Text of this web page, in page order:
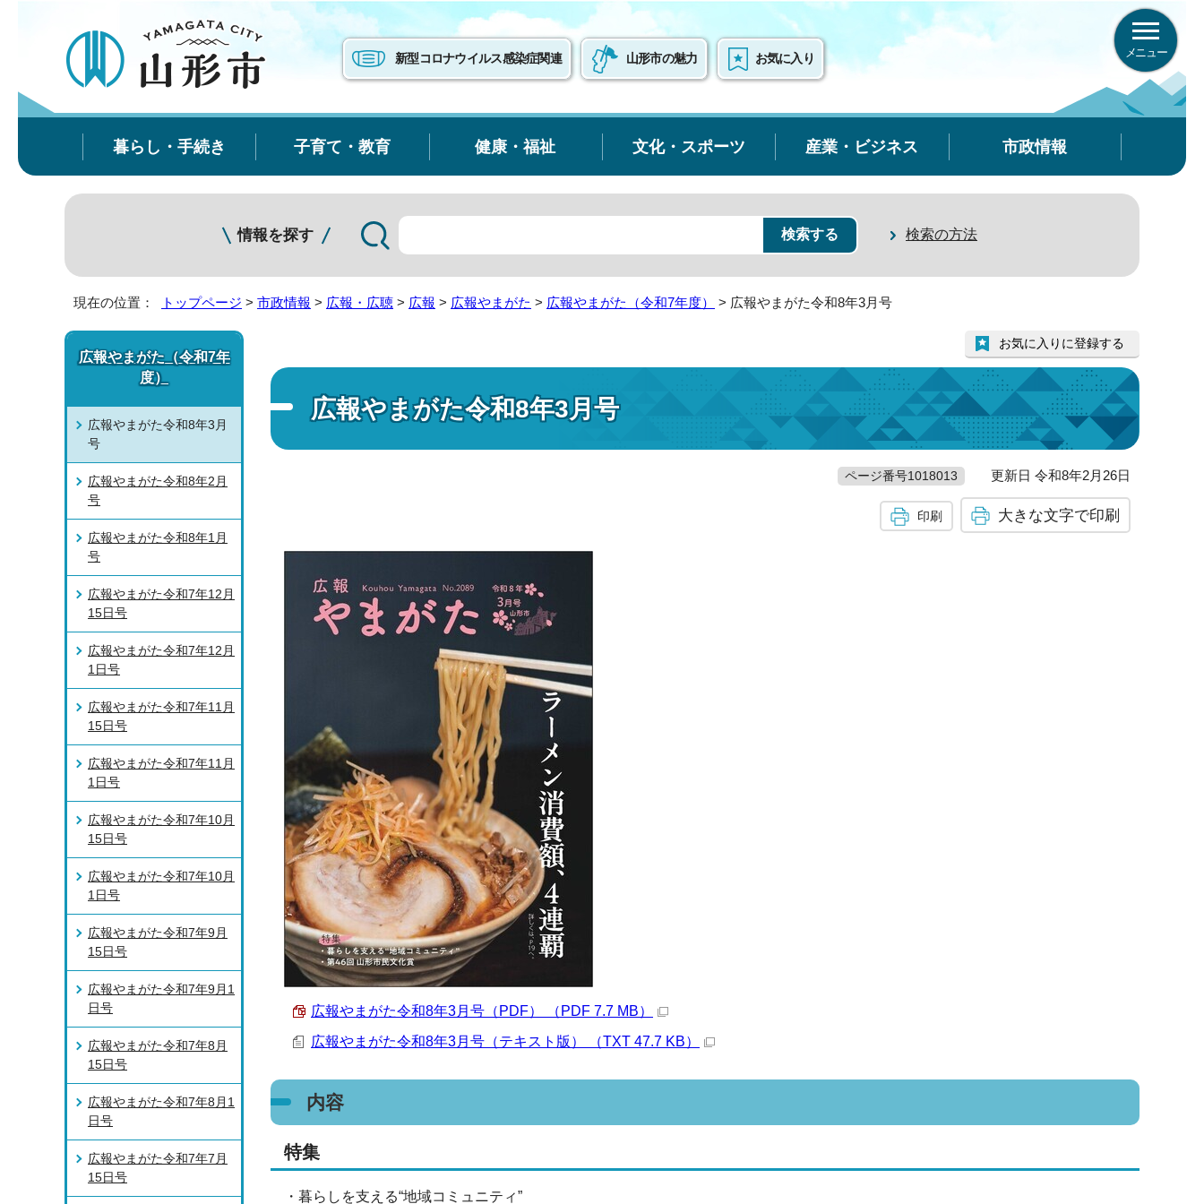
新型コロナウイルス感染症関連 山形市の魅力 お気に入り メニュー
暮らし・手続き 子育て・教育 健康・福祉 文化・スポーツ 産業・ビジネス 市政情報
情報を探す 検索の方法
現在の位置： トップページ > 市政情報 > 広報・広聴 > 広報 > 広報やまがた > 広報やまがた（令和7年度） > 広報やまがた令和8年3月号
広報やまがた令和8年3月号
お気に入りに登録する
ページ番号1018013 更新日 令和8年2月26日
印刷 大きな文字で印刷
広報やまがた令和8年3月号（PDF） （PDF 7.7 MB）
広報やまがた令和8年3月号（テキスト版） （TXT 47.7 KB）
内容
特集
・暮らしを支える“地域コミュニティ”
広報やまがた（令和7年
度）
広報やまがた令和8年3月
号
広報やまがた令和8年2月
号
広報やまがた令和8年1月
号
広報やまがた令和7年12月
15日号
広報やまがた令和7年12月
1日号
広報やまがた令和7年11月
15日号
広報やまがた令和7年11月
1日号
広報やまがた令和7年10月
15日号
広報やまがた令和7年10月
1日号
広報やまがた令和7年9月
15日号
広報やまがた令和7年9月1
日号
広報やまがた令和7年8月
15日号
広報やまがた令和7年8月1
日号
広報やまがた令和7年7月
15日号